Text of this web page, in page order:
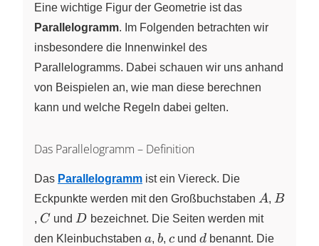
Eine wichtige Figur der Geometrie ist das
Parallelogramm. Im Folgenden betrachten wir
insbesondere die Innenwinkel des
Parallelogramms. Dabei schauen wir uns anhand
von Beispielen an, wie man diese berechnen
kann und welche Regeln dabei gelten.
Das Parallelogramm – Definition
Das Parallelogramm ist ein Viereck. Die
Eckpunkte werden mit den Großbuchstaben A
A, B
B
, C
C und D
D bezeichnet. Die Seiten werden mit
den Kleinbuchstaben a
a, b
b, c
c und d
d benannt. Die